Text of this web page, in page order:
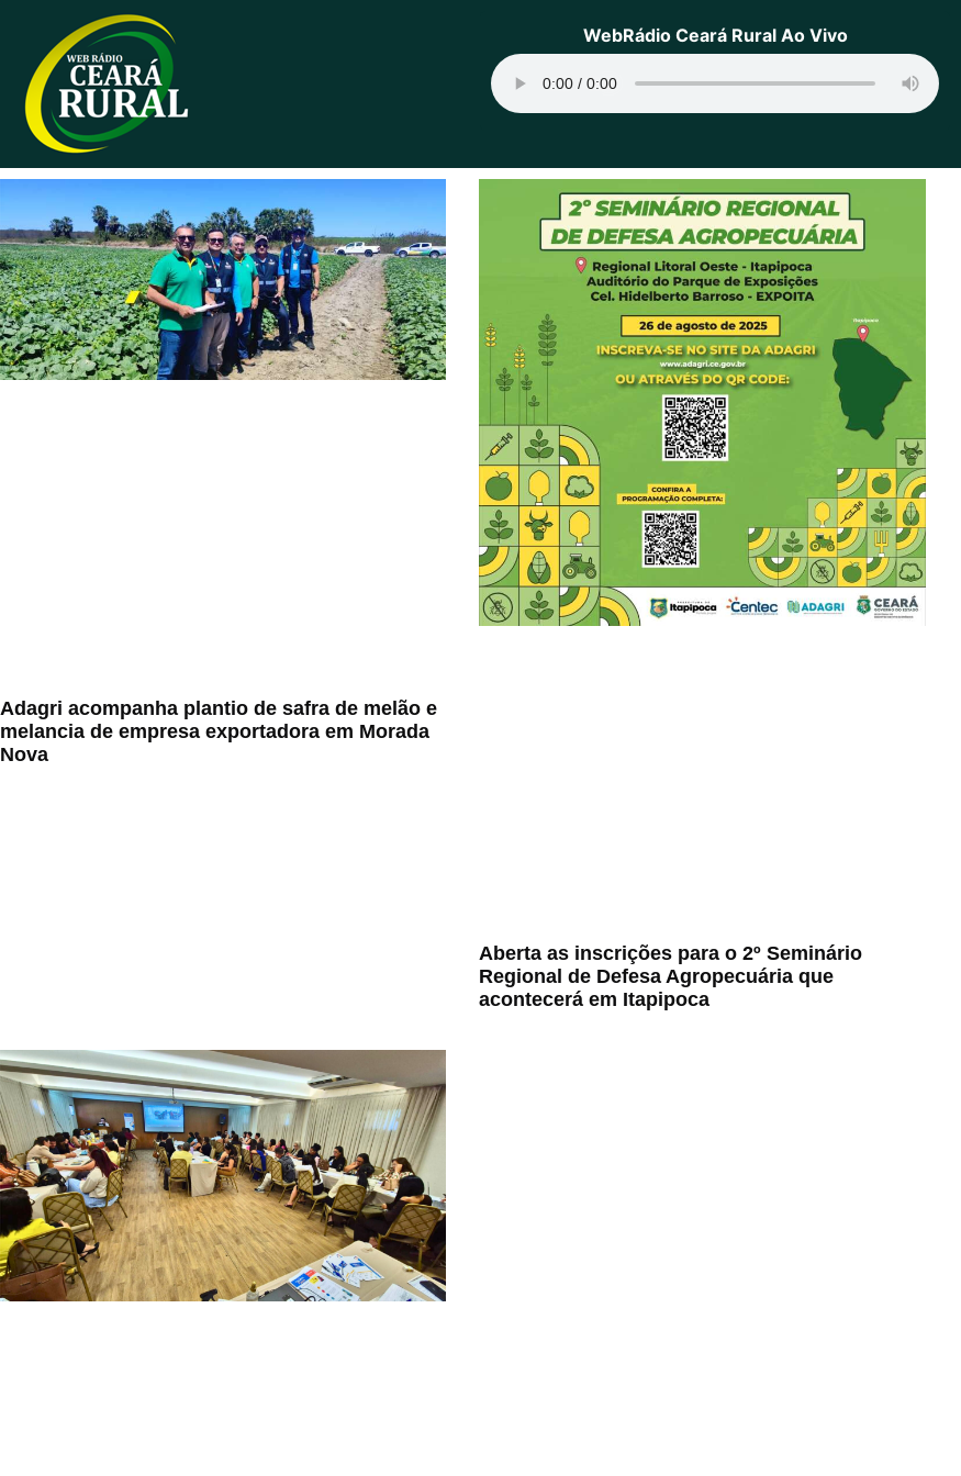
WebRádio Ceará Rural Ao Vivo
Adagri acompanha plantio de safra de melão e
melancia de empresa exportadora em Morada
Nova
Aberta as inscrições para o 2º Seminário
Regional de Defesa Agropecuária que
acontecerá em Itapipoca